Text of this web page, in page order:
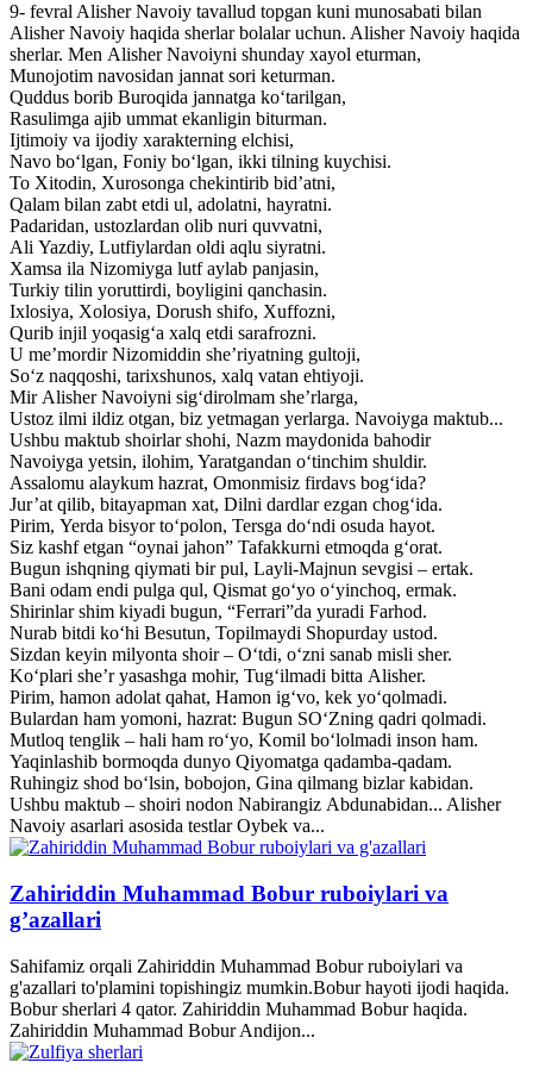
9- fevral Alisher Navoiy tavallud topgan kuni munosabati bilan
Alisher Navoiy haqida sherlar bolalar uchun. Alisher Navoiy haqida
sherlar. Men Alisher Navoiyni shunday xayol eturman,
Munojotim navosidan jannat sori keturman.
Quddus borib Buroqida jannatga ko‘tarilgan,
Rasulimga ajib ummat ekanligin biturman.
Ijtimoiy va ijodiy xarakterning elchisi,
Navo bo‘lgan, Foniy bo‘lgan, ikki tilning kuychisi.
To Xitodin, Xurosonga chekintirib bid’atni,
Qalam bilan zabt etdi ul, adolatni, hayratni.
Padaridan, ustozlardan olib nuri quvvatni,
Ali Yazdiy, Lutfiylardan oldi aqlu siyratni.
Xamsa ila Nizomiyga lutf aylab panjasin,
Turkiy tilin yoruttirdi, boyligini qanchasin.
Ixlosiya, Xolosiya, Dorush shifo, Xuffozni,
Qurib injil yoqasig‘a xalq etdi sarafrozni.
U me’mordir Nizomiddin she’riyatning gultoji,
So‘z naqqoshi, tarixshunos, xalq vatan ehtiyoji.
Mir Alisher Navoiyni sig‘dirolmam she’rlarga,
Ustoz ilmi ildiz otgan, biz yetmagan yerlarga. Navoiyga maktub...
Ushbu maktub shoirlar shohi, Nazm maydonida bahodir
Navoiyga yetsin, ilohim, Yaratgandan o‘tinchim shuldir.
Assalomu alaykum hazrat, Omonmisiz firdavs bog‘ida?
Jur’at qilib, bitayapman xat, Dilni dardlar ezgan chog‘ida.
Pirim, Yerda bisyor to‘polon, Tersga do‘ndi osuda hayot.
Siz kashf etgan “oynai jahon” Tafakkurni etmoqda g‘orat.
Bugun ishqning qiymati bir pul, Layli-Majnun sevgisi – ertak.
Bani odam endi pulga qul, Qismat go‘yo o‘yinchoq, ermak.
Shirinlar shim kiyadi bugun, “Ferrari”da yuradi Farhod.
Nurab bitdi ko‘hi Besutun, Topilmaydi Shopurday ustod.
Sizdan keyin milyonta shoir – O‘tdi, o‘zni sanab misli sher.
Ko‘plari she’r yasashga mohir, Tug‘ilmadi bitta Alisher.
Pirim, hamon adolat qahat, Hamon ig‘vo, kek yo‘qolmadi.
Bulardan ham yomoni, hazrat: Bugun SO‘Zning qadri qolmadi.
Mutloq tenglik – hali ham ro‘yo, Komil bo‘lolmadi inson ham.
Yaqinlashib bormoqda dunyo Qiyomatga qadamba-qadam.
Ruhingiz shod bo‘lsin, bobojon, Gina qilmang bizlar kabidan.
Ushbu maktub – shoiri nodon Nabirangiz Abdunabidan... Alisher
Navoiy asarlari asosida testlar Oybek va...
Zahiriddin Muhammad Bobur ruboiylari va
g’azallari
Sahifamiz orqali Zahiriddin Muhammad Bobur ruboiylari va
g'azallari to'plamini topishingiz mumkin.Bobur hayoti ijodi haqida.
Bobur sherlari 4 qator. Zahiriddin Muhammad Bobur haqida.
Zahiriddin Muhammad Bobur Andijon...